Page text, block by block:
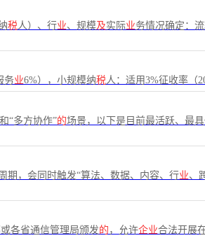
税人）、行业、规模及实际业务情况确定：
务业6%），小规模纳税人：适用3%征收率（
“多方协作”的场景，以下是目前最活跃、最
期，会同时触发“算法、数据、内容、行业、
各省通信管理局颁发的 ，允许企业合法开展